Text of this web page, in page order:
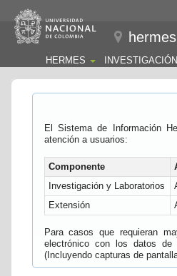
HERMES INVESTIGACIÓN
El Sistema de Información
atención a usuarios:
Componente
Investigación y Laboratorios
Extensión
Para casos que requieran
electrónico con los datos de
(Incluyendo capturas de